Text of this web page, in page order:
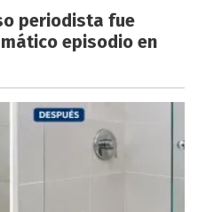
periodista fue
episodio en